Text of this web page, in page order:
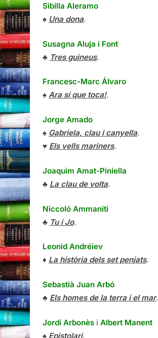
Sibilla Aleramo
♠ Una dona.
Susagna Aluja i Font
♣ Tres guineus.
Francesc-Marc Álvaro
♠ Ara sí que toca!.
Jorge Amado
♠ Gabriela, clau i canyella.
♥ Els vells mariners.
Joaquim Amat-Piniella
♣ La clau de volta.
Niccoló Ammaniti
♣ Tu i Jo.
Leonid Andréiev
♦ La història dels set penjats.
Sebastià Juan Arbó
♣ Els homes de la terra i el mar.
Jordi Arbonès i Albert Manent
♠ Epistolari.